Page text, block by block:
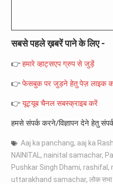
सबसे पहले ख़बरें पाने के लिए -
👉हमारे व्हाट्सएप ग्रुप से जुड़ें
👉फेसबुक पर जुड़ने हेतु पेज़ लाइक
👉यूट्यूब चैनल सबस्क्राइब करें
हमसे संपर्क करने/विज्ञापन देने हेतु
Aaj ka panchang, aaj ka
NAINITAL , nainital samachar,
Pushkar Singh Dhami, rashifal ,
uttarakhand samachar, लोक